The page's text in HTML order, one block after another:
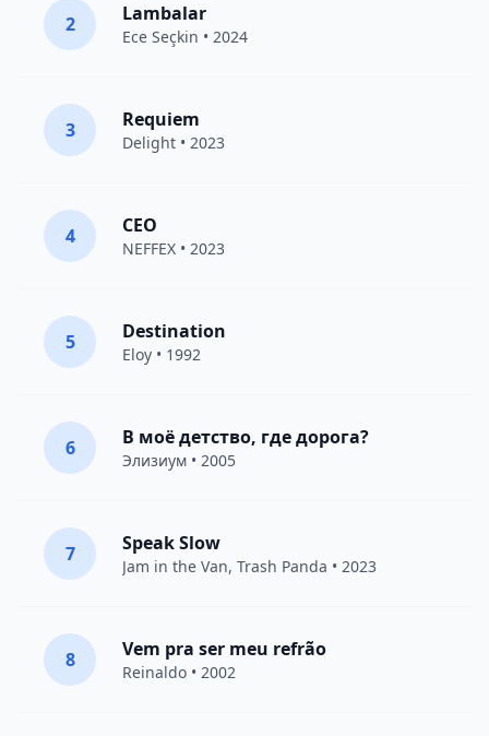
2 Lambalar
Ece Seçkin • 2024
3 Requiem
Delight • 2023
4 CEO
NEFFEX • 2023
5 Destination
Eloy • 1992
6 В моё детство, где дорога?
Элизиум • 2005
7 Speak Slow
Jam in the Van, Trash Panda • 2023
8 Vem pra ser meu refrão
Reinaldo • 2002